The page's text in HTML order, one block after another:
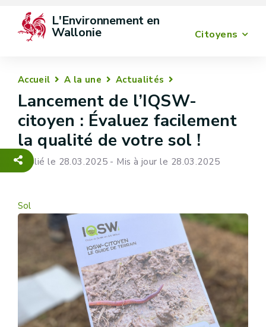
Citoyens
L'Environnement en
Wallonie
Accueil A la une Actualités
Lancement de l’IQSW-
citoyen : Évaluez facilement
la qualité de votre sol !
Publié le 28.03.2025 - Mis à jour le 28.03.2025
Sol